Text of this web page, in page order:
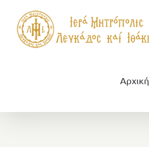
περιεχόμενο
Αρχική